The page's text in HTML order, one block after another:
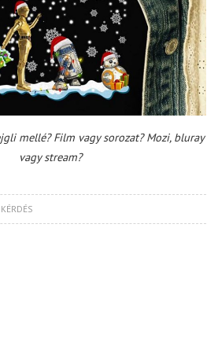
mellé? Film vagy sorozat? Mozi, bluray
vagy stream?
KÉRDÉS